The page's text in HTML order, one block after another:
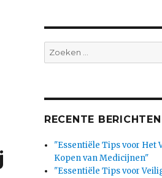
Search
for:
RECENTE BERICHTEN
"Essentiële Tips voor Het
Kopen van Medicijnen"
"Essentiële Tips voor